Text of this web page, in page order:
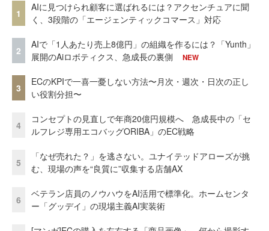
1
AIに見つけられ顧客に選ばれるには？アクセンチュアに聞
く、3段階の「エージェンティックコマース」対応
2
AIで「1人あたり売上8億円」の組織を作るには？「Yunth」
展開のAiロボティクス、急成長の裏側
NEW
3
ECのKPIで一喜一憂しない方法〜月次・週次・日次の正し
い役割分担〜
4
コンセプトの見直しで年商20億円規模へ 急成長中の「セ
ルフレジ専用エコバッグORIBA」のEC戦略
5
「なぜ売れた？」を逃さない。ユナイテッドアローズが挑
む、現場の声を“良質に”収集する店舗AX
6
ベテラン店員のノウハウをAI活用で標準化。ホームセンタ
ー「グッデイ」の現場主義AI実装術